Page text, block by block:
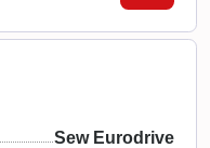
Sew Eurodrive